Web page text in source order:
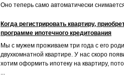
Оно теперь само автоматически
Когда регистрировать квартиру,
программе ипотечного кредитования
Мы с мужем проживаем три года с его
двухкомнатной квартире. У нас скоро
хотим оформить ипотеку на квартиру,
...